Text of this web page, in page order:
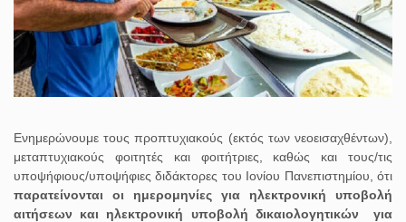
Ενημερώνουμε τους προπτυχιακούς (εκτός των νεοεισαχθέντων),
μεταπτυχιακούς φοιτητές και φοιτήτριες, καθώς και τους/τις
υποψήφιους/υποψήφιες διδάκτορες του Ιονίου Πανεπιστημίου, ότι
παρατείνονται οι ημερομηνίες για ηλεκτρονική υποβολή
αιτήσεων και ηλεκτρονική υποβολή δικαιολογητικών
για